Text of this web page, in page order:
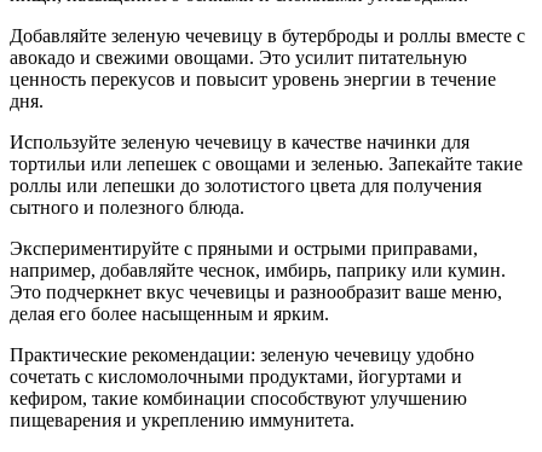
Добавляйте зеленую чечевицу в бутерброды и роллы вместе с
авокадо и свежими овощами. Это усилит питательную
ценность перекусов и повысит уровень энергии в течение
дня.
Используйте зеленую чечевицу в качестве начинки для
тортильи или лепешек с овощами и зеленью. Запекайте такие
роллы или лепешки до золотистого цвета для получения
сытного и полезного блюда.
Экспериментируйте с пряными и острыми приправами,
например, добавляйте чеснок, имбирь, паприку или кумин.
Это подчеркнет вкус чечевицы и разнообразит ваше меню,
делая его более насыщенным и ярким.
Практические рекомендации: зеленую чечевицу удобно
сочетать с кисломолочными продуктами, йогуртами и
кефиром, такие комбинации способствуют улучшению
пищеварения и укреплению иммунитета.